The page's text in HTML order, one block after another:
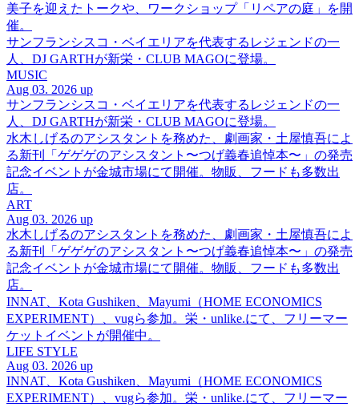
美子を迎えたトークや、ワークショップ「リペアの庭」を開
催。
サンフランシスコ・ベイエリアを代表するレジェンドの一
人、DJ GARTHが新栄・CLUB MAGOに登場。
MUSIC
Aug 03. 2026 up
サンフランシスコ・ベイエリアを代表するレジェンドの一
人、DJ GARTHが新栄・CLUB MAGOに登場。
水木しげるのアシスタントを務めた、劇画家・土屋慎吾によ
る新刊「ゲゲゲのアシスタント〜つげ義春追悼本〜」の発売
記念イベントが金城市場にて開催。物販、フードも多数出
店。
ART
Aug 03. 2026 up
水木しげるのアシスタントを務めた、劇画家・土屋慎吾によ
る新刊「ゲゲゲのアシスタント〜つげ義春追悼本〜」の発売
記念イベントが金城市場にて開催。物販、フードも多数出
店。
INNAT、Kota Gushiken、Mayumi（HOME ECONOMICS
EXPERIMENT）、vugら参加。栄・unlike.にて、フリーマー
ケットイベントが開催中。
LIFE STYLE
Aug 03. 2026 up
INNAT、Kota Gushiken、Mayumi（HOME ECONOMICS
EXPERIMENT）、vugら参加。栄・unlike.にて、フリーマー